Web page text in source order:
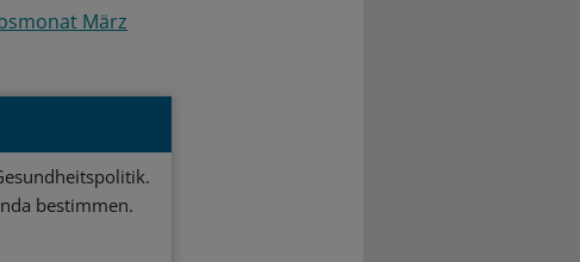
März
bestimmen.